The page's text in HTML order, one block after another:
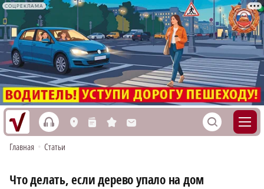
СОЦРЕКЛАМА
h L n s M S
Главная • Статьи
Что делать, если дерево упало на дом